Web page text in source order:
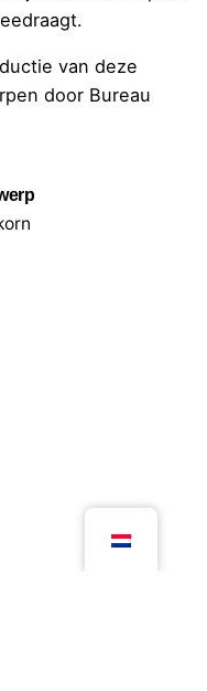
van deze
door Bureau